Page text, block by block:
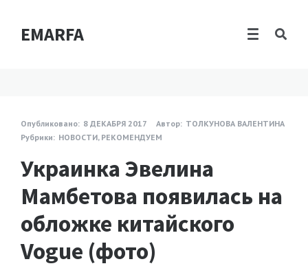
EMARFA
Опубликовано: 8 ДЕКАБРЯ 2017 Автор: ТОЛКУНОВА ВАЛЕНТИНА
Рубрики: НОВОСТИ, РЕКОМЕНДУЕМ
Украинка Эвелина
Мамбетова появилась на
обложке китайского
Vogue (фото)